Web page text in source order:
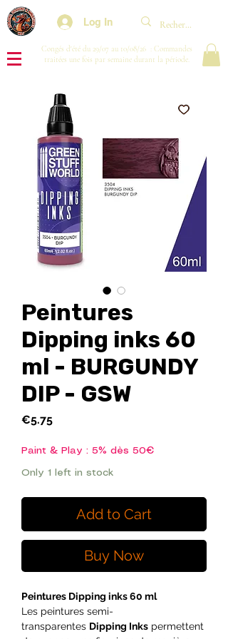
Log In
Congés d'été du 29/07 au 10/08/26 : Commandes
traitées une fois par semaine durant la période.
Peintures
Dipping inks 60
ml - BURGUNDY
DIP - GSW
€5.75Price
Paint & Play : 5% dès 50€
Only 1 left in stock
Add to Cart
Buy Now
Peintures Dipping inks 60 ml
Les peintures semi-
transparentes Dipping Inks permettent